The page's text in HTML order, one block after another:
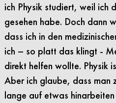
ich Physik studiert, weil ich
gesehen habe. Doch dann
dass ich in den
ich – so platt das klingt -
direkt helfen wollte. Physik
Aber ich glaube, dass man
lange auf etwas